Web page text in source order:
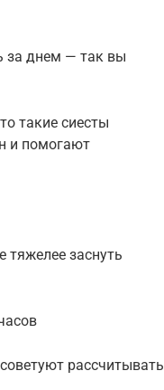
за днем — так вы
такие сиесты
и помогают
тяжелее заснуть
рассчитывать